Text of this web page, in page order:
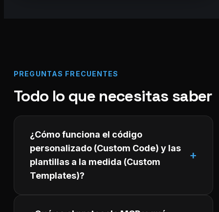
PREGUNTAS FRECUENTES
Todo lo que necesitas saber
¿Cómo funciona el código
personalizado (Custom Code) y las
plantillas a la medida (Custom
Templates)?